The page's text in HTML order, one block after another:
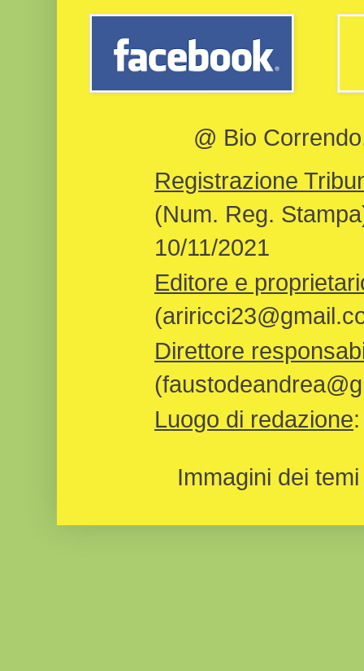
@ Bio
Registrazione
(Num. Reg.
10/11/2021
Editore e
Direttore
Luogo di redazione
Immagini dei